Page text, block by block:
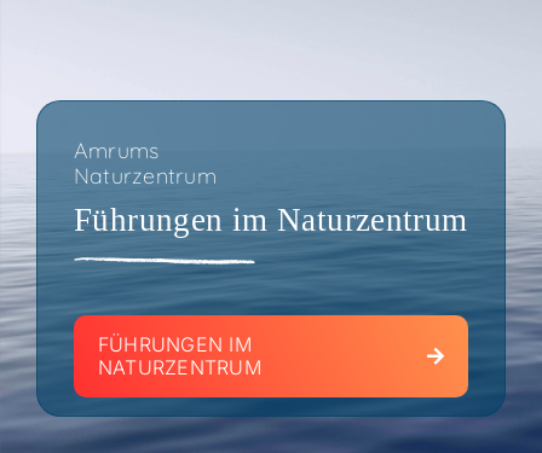
Amrums
Naturzentrum
Füh­run­gen im Naturzentrum
FÜH­RUN­GEN IM
NATURZENTRUM